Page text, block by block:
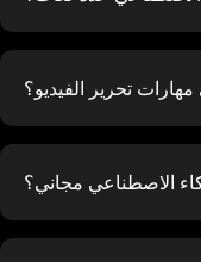
تحرير الفيديو؟
الاصطناعي مجاني؟